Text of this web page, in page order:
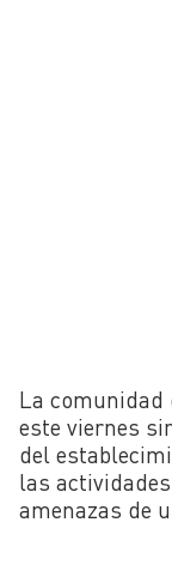
La
este viernes
del
las
amenazas de